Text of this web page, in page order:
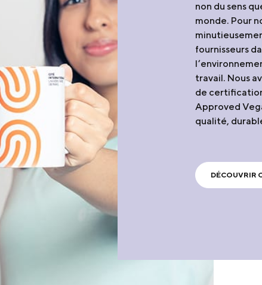
non du sens
monde. Pour
fournisseurs
travail. Nous
de
Approved
qualité,
DÉCOUVRIR